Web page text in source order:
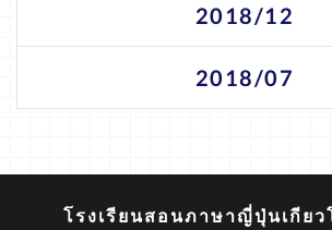
2018/12
2018/07
โรงเรียนสอนภาษาญี่ปุ่นเกีย